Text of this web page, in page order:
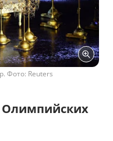
Фото: Reuters